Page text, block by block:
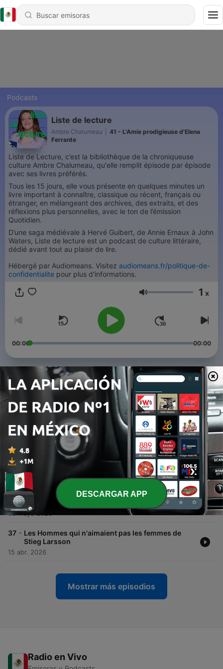
Podcasts
Liste de lecture
Ambre Chalumeau
41 - L'Amie prodigieuse d'Elena
Ferrante
Liste de Lecture, c’est la bibliothèque de la chroniqueuse
culture Ambre Chalumeau, qu'elle remplit épisode par épisode
avec ses livres préférés.
Tous les 15 jours, elle vous présente en quelques minutes un
livre important à connaître, classique ou récent, français ou
étranger, en mélangeant des archives, des extraits, et des
réflexions plus personnelles, avec le ton de l’émission
Quotidien.
D’une saga médiévale à Hervé Guibert, de Annie Ernaux à John
Waters, Liste de lecture est un podcast de culture littéraire,
dédié avant tout au plaisir de lire.
Hébergé par Audiomeans. Visitez audiomeans.fr/politique-de-
confidentialite pour plus d'informations.
Volumen 1 x
00:00 00:00
Episodios
41 - L'Amie prodigieuse d'Elena Ferrante
40 - Un homme sans titre de Xavier Le Clerc
03 jun. 2026
20 mayo 2026
38 - Champion de Maria Pourchet
06 mayo 2026
37 - Les Hommes qui n'aimaient pas les femmes de
Stieg Larsson
15 abr. 2026
Mostrar más episodios
Radio en Vivo
DESCARGAR APP